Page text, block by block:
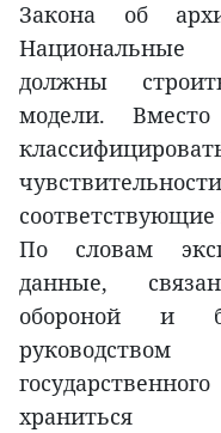
Закона об
должны
модели.
По словам
данные,
обороной и
храниться